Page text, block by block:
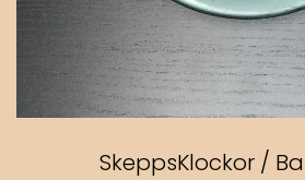
SkeppsKlockor /